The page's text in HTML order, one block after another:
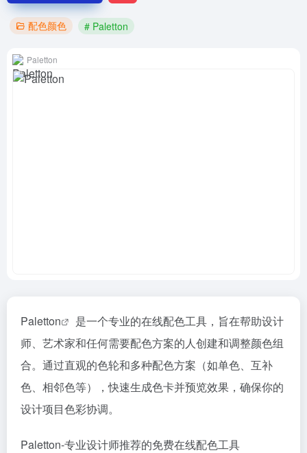
配色颜色 # Paletton
Paletton
Paletton
是一个专业的在线配色工具，旨在帮助设计
师、艺术家和任何需要配色方案的人创建和调整颜色组
合。通过直观的色轮和多种配色方案（如单色、互补
色、相邻色等），快速生成色卡并预览效果，确保你的
设计项目色彩协调。
Paletton-专业设计师推荐的免费在线配色工具